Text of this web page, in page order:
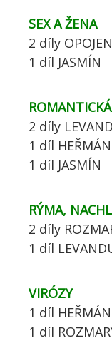
SEX A ŽENA
2 díly
1 díl JASMÍN
2 díly
1 díl
1 díl JASMÍN
RÝMA,
2 díly
1 díl
VIRÓZY
1 díl
1 díl